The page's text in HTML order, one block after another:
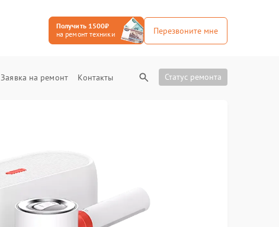
Получить 1500₽
на ремонт техники
Перезвоните мне
Заявка на ремонт Контакты Статус ремонта